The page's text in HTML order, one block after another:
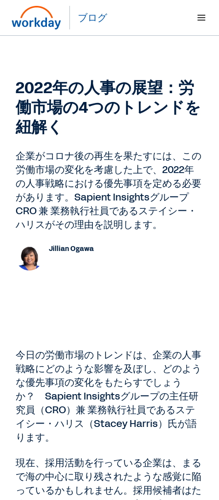
ブログ
2022年の人事の展望：労
働市場の4つのトレンドを
紐解く
企業がコロナ後の再生を果たすには、この
労働市場の変化を考慮した上で、2022年
の人事戦略における優先事項を定める必要
があります。Sapient Insightsグループ
CRO 兼 業務執行社員であるステイシー・
ハリスがその理由を説明します。
Jillian Ogawa
今日の労働市場のトレンドは、企業の人事
戦略にどのような影響を及ぼし、どのよう
な優先事項の変化をもたらすでしょう
か？ Sapient Insightsグループの主任研
究員（CRO）兼 業務執行社員であるステ
イシー・ハリス（Stacey Harris）氏が語
ります。
現在、採用活動を行っている企業は、まる
で海の中心に取り残されたような感覚に陥
っているかもしれません。採用候補者はた